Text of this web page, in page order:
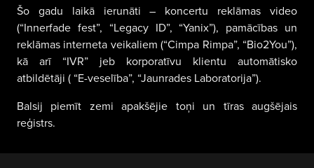
Šo gadu laikā ierunāti – koncertu reklāmas video
(“Innerfade fest”, “Legacy ID”, “Yanix”), pamācības un
reklāmas interneta veikaliem (“Cimpa Rimpa”, “Bio2You”),
kā arī “IVR” jeb korporatīvu klientu automātisko
atbildētāji ( “E-veselība”, “Jaunrades Laboratorija”).
Balsij piemīt zemi apakšējie toņi un tīras augšējais
reģistrs.